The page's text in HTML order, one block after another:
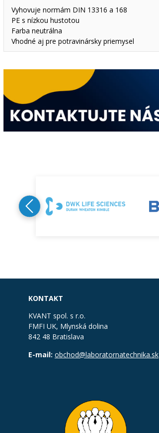
Vyhovuje normám DIN 13316 a 168
PE s nízkou hustotou
Farba neutrálna
Vhodné aj pre potravinársky priemysel
KONTAKT
KVANT spol. s r.o.
FMFI UK, Mlynská dolina
842 48 Bratislava
E-mail: obchod@laboratornatechnika.sk